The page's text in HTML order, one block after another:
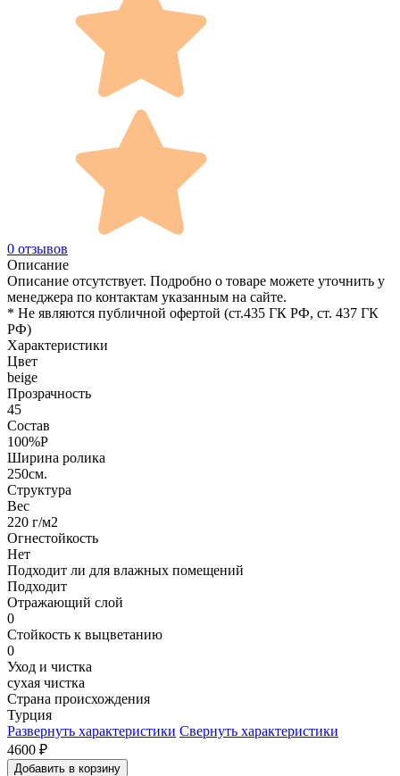
0 отзывов
Описание
Описание отсутствует. Подробно о товаре можете уточнить у
менеджера по контактам указанным на сайте.
* Не являются публичной офертой (ст.435 ГК РФ, cт. 437 ГК
РФ)
Характеристики
Цвет
beige
Прозрачность
45
Состав
100%P
Ширина ролика
250см.
Структура
Вес
220 г/м2
Огнестойкость
Нет
Подходит ли для влажных помещений
Подходит
Отражающий слой
0
Стойкость к выцветанию
0
Уход и чистка
сухая чистка
Страна происхождения
Турция
Развернуть характеристики Свернуть характеристики
4600 ₽
Добавить в корзину